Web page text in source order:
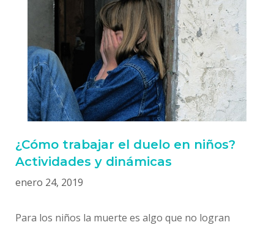
¿Cómo trabajar el duelo en niños?
Actividades y dinámicas
enero 24, 2019
Para los niños la muerte es algo que no logran